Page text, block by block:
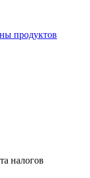
продуктов
налогов